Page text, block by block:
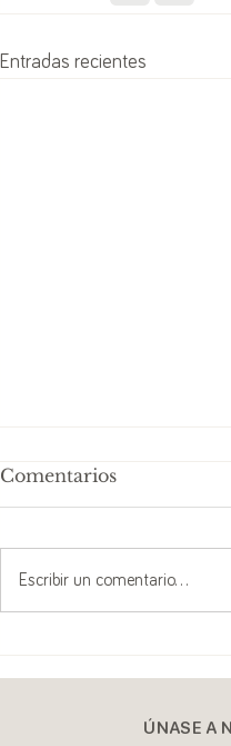
Entradas recientes
Comentarios
Escribir un comentario...
ÚNASE A